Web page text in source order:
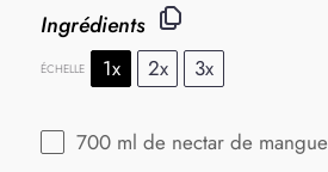
Ingrédients
ÉCHELLE 1x 2x 3x
700 ml de nectar de mangue